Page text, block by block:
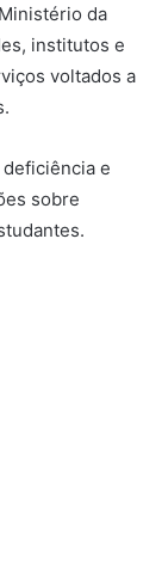
da
institutos e
voltados a
e
sobre